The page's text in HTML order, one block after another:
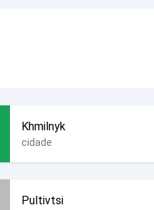
Khmilnyk
cidade
Pultivtsi